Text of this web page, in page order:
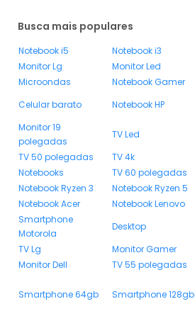
Busca mais populares
Notebook i5 Notebook i3
Monitor Lg
Monitor Led
Microondas
Notebook Gamer
Celular barato
Notebook HP
Monitor 19
polegadas
TV Led
TV 50 polegadas
TV 4k
Notebooks
TV 60 polegadas
Notebook Ryzen 3
Notebook Ryzen 5
Notebook Acer
Notebook Lenovo
Smartphone
Motorola
Desktop
TV Lg
Monitor Gamer
Monitor Dell
TV 55 polegadas
Smartphone 64gb Smartphone 128gb